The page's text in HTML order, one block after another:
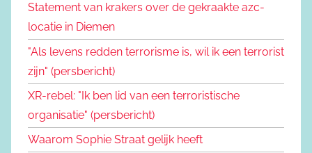
Statement van krakers over de gekraakte azc-
locatie in Diemen
"Als levens redden terrorisme is, wil ik een terrorist
zijn" (persbericht)
XR-rebel: "Ik ben lid van een terroristische
organisatie" (persbericht)
Waarom Sophie Straat gelijk heeft